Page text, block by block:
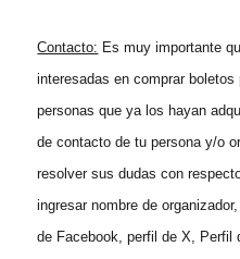
Contacto: Es muy importante
interesadas en comprar
personas que ya los hayan
de contacto de tu persona y/o
resolver sus dudas con
ingresar nombre de
de Facebook, perfil de X, Perfil